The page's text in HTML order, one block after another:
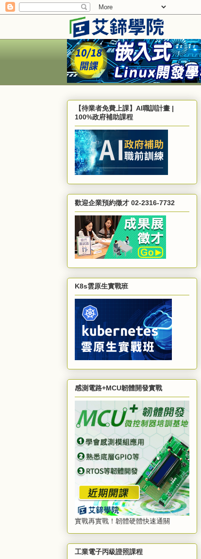
【待業者免費上課】AI職訓計畫 |
100%政府補助課程
歡迎企業預約徵才 02-2316-7732
K8s雲原生實戰班
感測電路+MCU韌體開發實戰
實戰再實戰！韌體硬體快速通關
工業電子丙級證照課程